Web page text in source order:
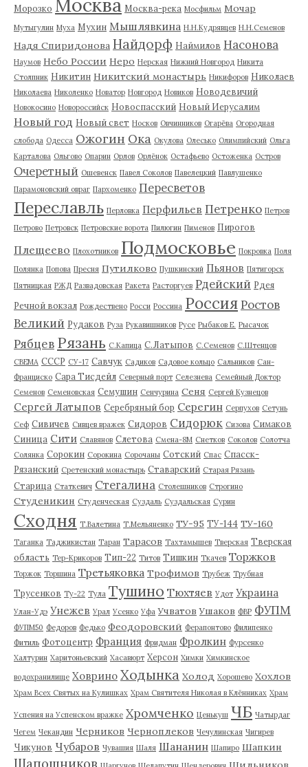
Морозко Москва Москва-река Мосфильм Мочар
Мутыгулин Муха Мухин Мышлявкина Н.Н.Кудрявцев Н.Н.Семенов
Надя Спиридонова Найдорф Наймилов Насонова
Наумов Небо России Неро Нерская Нижний Новгород Никита
Столпник Никитин Никитский монастырь Никифоров Николаев
Николаева Николенко Новатор Новгород Новиков Новодевичий
Новокосино Новороссийск Новоспасский Новый Иерусалим
Новый год Новый свет Носков Овчинников Огарёва Огородная
слобода Одесса Ожогин Ока Окулова Олесько Олимпийский Ольга
Карталова Ольгово Опарин Орлов Орлёнок Остафьево Остоженка Остров
Очеретный Ошевенск Павел Соколов Павелецкий Павлушенко
Парамоновский овраг Пархоменко Пересветов
Переславль Перловка Перфильев Петренко Петров
Петрово Петровск Петровские ворота Пилюгин Пименов Пирогов
Плещеево Плохотников Подмосковье Покровка Поля
Полянка Попова Пресня Путилково Пушкинский Пьянов Пятигорск
Пятницкая РЖД Развадовская Ракета Расторгуев Рдейский Рдея
Речной вокзал Рождествено Росси Россина Россия Ростов
Великий Рудаков Руза Рукавишников Русе Рыбаков Е. Рысачок
Рябцев Рязань С.Капица С.Латыпов С.Семенов С.Штенцов
СВЕМА СССР СУ-17 Савчук Садиков Садовое кольцо Сальников Сан-
Франциско Сара Тисдейл Северный порт Селезнева Семейный Доктор
Семенов Семеновская Семушин Сенчурина Сеня Сергей Кузнецов
Сергей Латыпов Серебряный бор Серегин Серпухов Сетунь
Сеф Сивичев Сивцев вражек Сидоров Сидорюк Сизова Симаков
Синица Сити Славянов Слетова Смена-8М Снетков Соколов Солотча
Солянка Сорокин Сорокина Сорочаны Сотский Спас Спасск-
Рязанский Сретенский монастырь Ставарский Старая Рязань
Старица Статкевич Стегалина Столешников Строгино
Студеникин Студенческая Суздаль Суздальская Сурин
Сходня Т.Валетина Т.Мельяненко ТУ-95 ТУ-144 ТУ-160
Таганка Таджикистан Таран Тарасов Тахтамышев Тверская Тверская
область Тер-Крикоров Тип-22 Титов Тишкин Ткачев Торжков
Торжок Торшина Третьяковка Трофимов Трубеж Трубная
Трусенков Ту-22 Тула Тушино Тюхтяев Удот Украина
Улан-Удэ Унежев Урал Усенко Уфа Учватов Ушаков ФВР ФУПМ
ФУПМ50 Федоров Федько Феодоровский Ферапонтово Филипенко
Фитиль Фотоцентр Франция Фридман Фролкин Фурсенко
Халтурин Харитоньевский Хасавюрт Херсон Химки Химкинское
водохранилище Ховрино Ходынка Холод Хорошево Хохлов
Храм Всех Святых на Кулишках Храм Святителя Николая в Клённиках Храм
Успения на Успенском вражке Хромченко Ценькуш ЧБ Чатырдаг
Чегем Чекандин Черников Черноплеков Чечулинская Чигирев
Чикунов Чубаров Чувашия Шаля Шананин Шапиро Шапкин
Шапошников